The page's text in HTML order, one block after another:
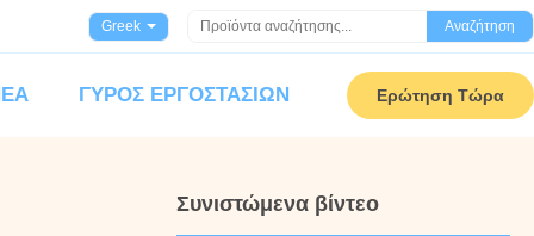
Greek Αναζήτηση
ΓΎΡΟΣ ΕΡΓΟΣΤΑΣΊΩΝ Ερώτηση Τώρα
Συνιστώμενα βίντεο